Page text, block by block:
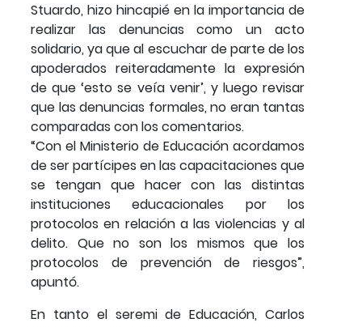
Stuardo, hizo hincapié en la importancia de
realizar las denuncias como un acto
solidario, ya que al escuchar de parte de los
apoderados reiteradamente la expresión
de que ‘esto se veía venir’, y luego revisar
que las denuncias formales, no eran tantas
comparadas con los comentarios.
“Con el Ministerio de Educación acordamos
de ser partícipes en las capacitaciones que
se tengan que hacer con las distintas
instituciones educacionales por los
protocolos en relación a las violencias y al
delito. Que no son los mismos que los
protocolos de prevención de riesgos”,
apuntó.
En tanto el seremi de Educación, Carlos